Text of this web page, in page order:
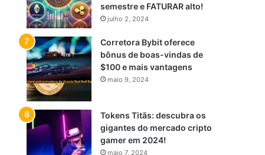
semestre e FATURAR alto!
julho 2, 2024
Corretora Bybit oferece
bônus de boas-vindas de
$100 e mais vantagens
maio 9, 2024
Tokens Titãs: descubra os
gigantes do mercado cripto
gamer em 2024!
maio 7, 2024